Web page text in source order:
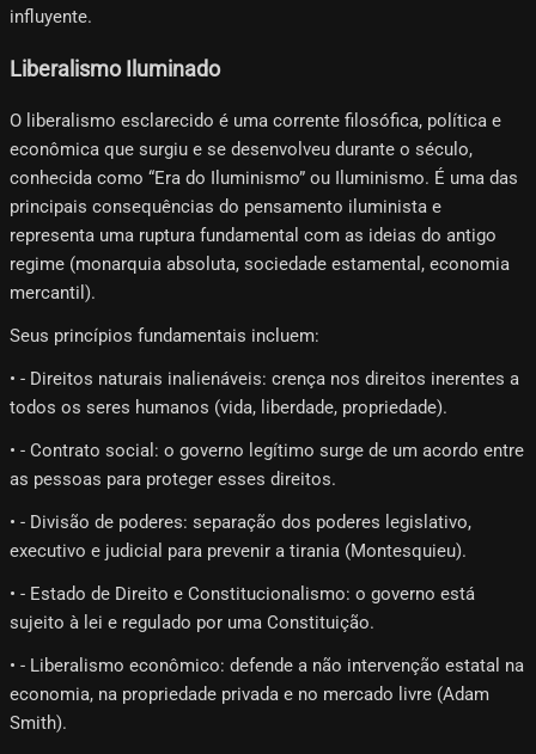
influyente.
Liberalismo Iluminado
O liberalismo esclarecido é uma corrente filosófica, política e
econômica que surgiu e se desenvolveu durante o século,
conhecida como “Era do Iluminismo” ou Iluminismo. É uma das
principais consequências do pensamento iluminista e
representa uma ruptura fundamental com as ideias do antigo
regime (monarquia absoluta, sociedade estamental, economia
mercantil).
Seus princípios fundamentais incluem:
• - Direitos naturais inalienáveis: crença nos direitos inerentes a
todos os seres humanos (vida, liberdade, propriedade).
• - Contrato social: o governo legítimo surge de um acordo entre
as pessoas para proteger esses direitos.
• - Divisão de poderes: separação dos poderes legislativo,
executivo e judicial para prevenir a tirania (Montesquieu).
• - Estado de Direito e Constitucionalismo: o governo está
sujeito à lei e regulado por uma Constituição.
• - Liberalismo econômico: defende a não intervenção estatal na
economia, na propriedade privada e no mercado livre (Adam
Smith).